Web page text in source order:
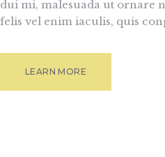
dui mi, malesuada ut ornare
felis vel enim iaculis, quis
LEARN MORE